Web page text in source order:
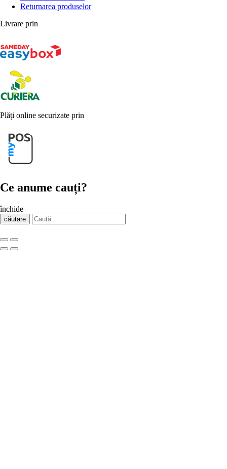
Returnarea produselor
Livrare prin
Plăți online securizate prin
Ce anume cauți?
închide
căutare